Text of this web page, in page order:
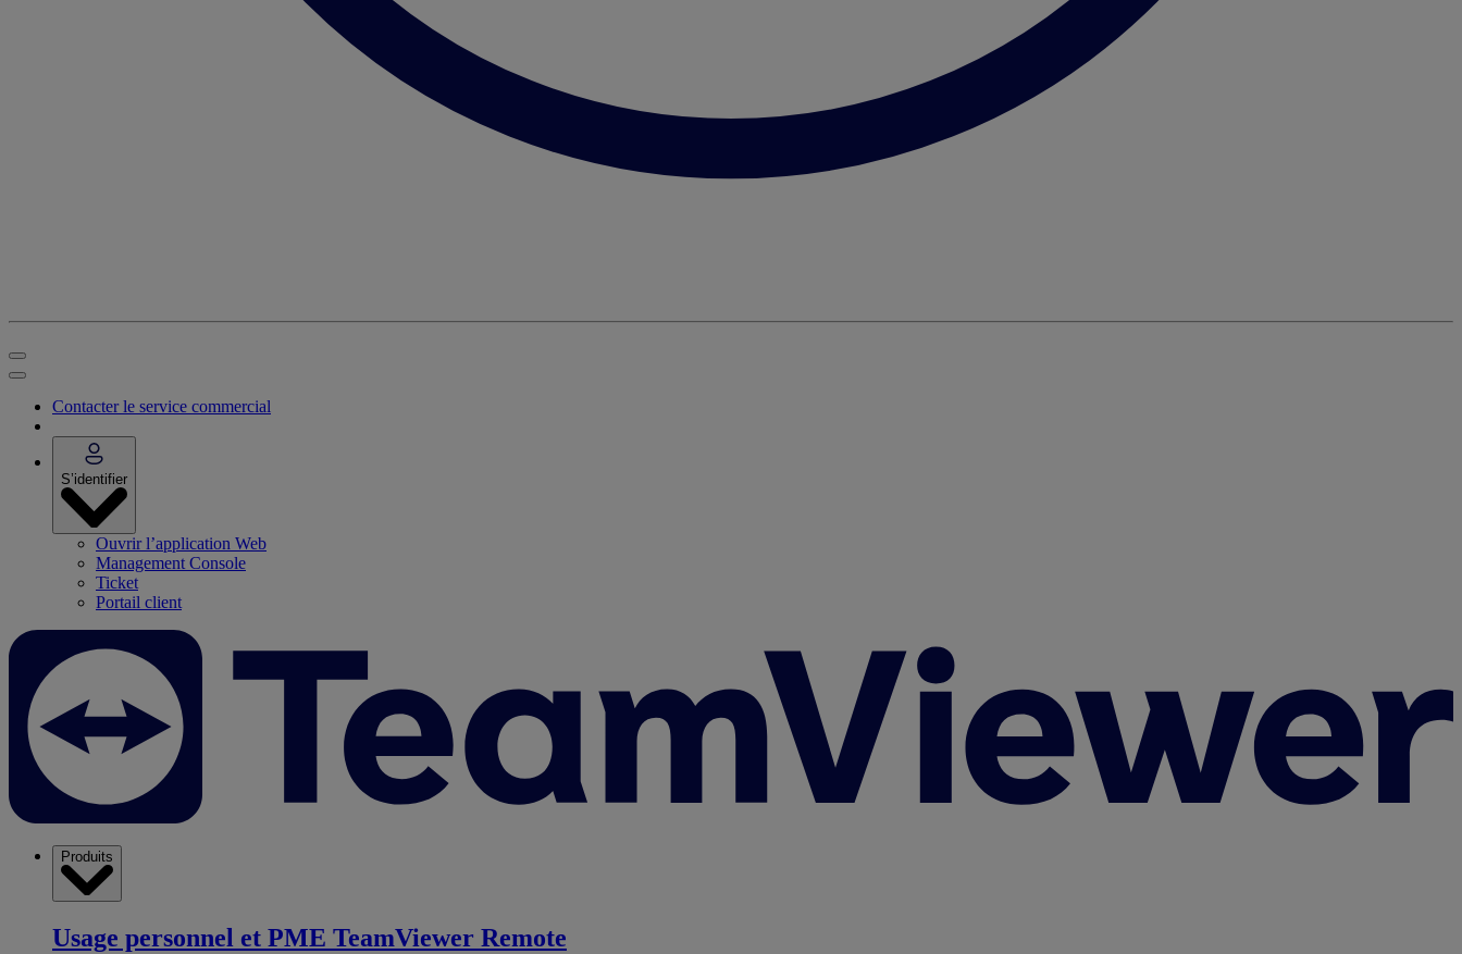
Contacter le service commercial
S’identifier
Ouvrir l’application Web
Management Console
Ticket
Portail client
Produits
Usage personnel et PME TeamViewer Remote